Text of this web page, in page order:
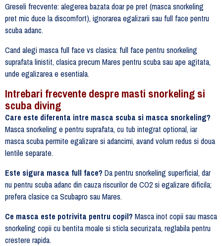
Greseli frecvente: alegerea bazata doar pe pret (masca snorkeling
pret mic duce la discomfort), ignorarea egalizarii sau full face pentru
scuba adanc.
Cand alegi masca full face vs clasica: full face pentru snorkeling
suprafata linistit, clasica precum Mares pentru scuba sau ape agitata,
unde egalizarea e esentiala.
Intrebari frecvente despre masti snorkeling si
scuba diving
Care este diferenta intre masca scuba si masca snorkeling?
Masca snorkeling e pentru suprafata, cu tub integrat optional, iar
masca scuba permite egalizare si adancimi, avand volum redus si doua
lentile separate.
Este sigura masca full face? Da pentru snorkeling superficial, dar
nu pentru scuba adanc din cauza riscurilor de CO2 si egalizare dificila;
prefera clasice ca Scubapro sau Mares.
Ce masca este potrivita pentru copil? Masca inot copii sau masca
snorkeling copii cu bentita moale si sticla securizata, reglabila pentru
crestere rapida.